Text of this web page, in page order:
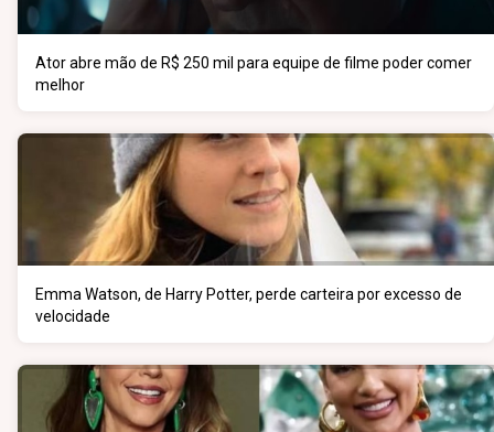
Ator abre mão de R$ 250 mil para equipe de filme poder comer
melhor
Emma Watson, de Harry Potter, perde carteira por excesso de
velocidade